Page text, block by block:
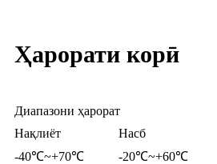
Ҳарорати корӣ
Диапазони ҳарорат
Нақлиёт
Насб
-40℃~+70℃
-20℃~+60℃